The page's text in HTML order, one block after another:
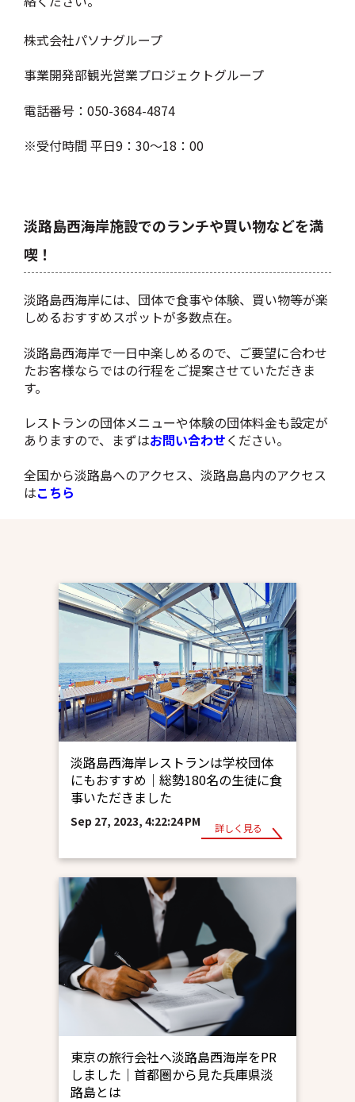
株式会社パソナグループ
事業開発部観光営業プロジェクトグループ
電話番号：050-3684-4874
※受付時間 平日9：30〜18：00
淡路島西海岸施設でのランチや買い物などを満
喫！
淡路島西海岸には、団体で食事や体験、買い物等が楽
しめるおすすめスポットが多数点在。
淡路島西海岸で一日中楽しめるので、ご要望に合わせ
たお客様ならではの行程をご提案させていただきま
す。
レストランの団体メニューや体験の団体料金も設定が
ありますので、まずはお問い合わせください。
全国から淡路島へのアクセス、淡路島島内のアクセス
はこちら
淡路島西海岸レストランは学校団体
にもおすすめ｜総勢180名の生徒に食
事いただきました
Sep 27, 2023, 4:22:24 PM 詳しく見る
東京の旅行会社へ淡路島西海岸をPR
しました｜首都圏から見た兵庫県淡
路島とは